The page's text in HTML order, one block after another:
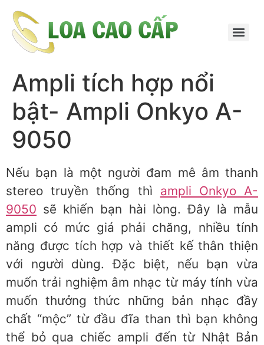
Ampli tích hợp nổi
bật- Ampli Onkyo A-
9050
Nếu bạn là một người đam mê âm thanh
stereo truyền thống thì ampli Onkyo A-
9050 sẽ khiến bạn hài lòng. Đây là mẫu
ampli có mức giá phải chăng, nhiều tính
năng được tích hợp và thiết kế thân thiện
với người dùng. Đặc biệt, nếu bạn vừa
muốn trải nghiệm âm nhạc từ máy tính vừa
muốn thưởng thức những bản nhạc đầy
chất “mộc” từ đầu đĩa than thì bạn không
thể bỏ qua chiếc ampli đến từ Nhật Bản